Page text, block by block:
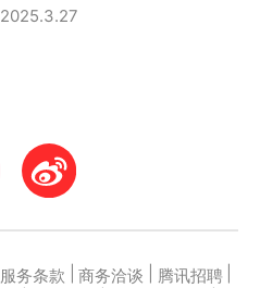
2025.3.27
道哪个平台福利最香吗？腾讯自
服务条款 商务洽谈 腾讯招聘